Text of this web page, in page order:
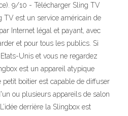
9/10 - Télécharger Sling TV
TV est un service américain de
Internet légal et payant, avec
et pour tous les publics. Si
Unis et vous ne regardez
est un appareil atypique
petit boitier est capable de diffuser
ou plusieurs appareils de salon
derrière la Slingbox est